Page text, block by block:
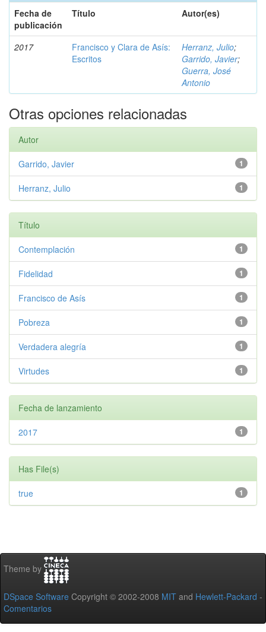
Fecha de
publicación
Título Autor(es)
2017
Francisco y Clara de Asís:
Escritos
Herranz, Julio;
Garrido, Javier;
Guerra, José
Antonio
Otras opciones relacionadas
Autor
1
Garrido, Javier
1
Herranz, Julio
Título
1
Contemplación
1
Fidelidad
1
Francisco de Asís
1
Pobreza
1
Verdadera alegría
1
Virtudes
Fecha de lanzamiento
1
2017
Has File(s)
1
true
Theme by
DSpace Software Copyright © 2002-2008 MIT and Hewlett-Packard -
Comentarios